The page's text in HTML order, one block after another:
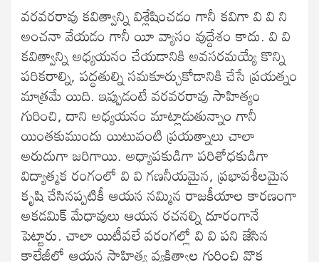
వరవరరావు కవిత్వాన్ని విశ్లేషించడం గానీ కవిగా వి వి ని
అంచనా వేయడం గానీ యీ వ్యాసం వుద్దేశం కాదు. వి వి
కవిత్వాన్ని అధ్యయనం చేయడానికి అవసరమయ్యే కొన్ని
పరికరాల్ని, పద్ధతుల్ని సమకూర్చుకోడానికి చేసే ప్రయత్నం
మాత్రమే యిది. ఇప్పుడంటే వరవరరావు సాహిత్యం
గురించి, దాని అధ్యయనం మాట్లాడుతున్నాం గానీ
యింతకుముందు యిటువంటి ప్రయత్నాలు చాలా
అరుదుగా జరిగాయి. అధ్యాపకుడిగా పరిశోధకుడిగా
విద్యాత్మక రంగంలో వి వి గణనీయమైన, ప్రభావశీలమైన
కృషి చేసినప్పటికీ ఆయన నమ్మిన రాజకీయాల కారణంగా
అకడమిక్ మేధావులు ఆయన రచనల్ని దూరంగానే
పెట్టారు. చాలా యిటీవలే వరంగల్లో వి వి పని జేసిన
కాలేజీలో ఆయన సాహిత్య వ్యక్తిత్వాల గురించి వొక